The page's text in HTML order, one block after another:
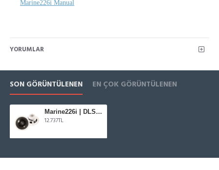
Marine226i Manual
YORUMLAR
SON GÖRÜNTÜLENEN EN ÇOK GÖRÜNTÜLENEN
Marine226i | DLS Marin 16 cm Koaksiyel
12.737TL